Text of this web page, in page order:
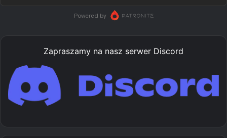
Zapraszamy na nasz serwer Discord